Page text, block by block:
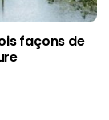
façons de